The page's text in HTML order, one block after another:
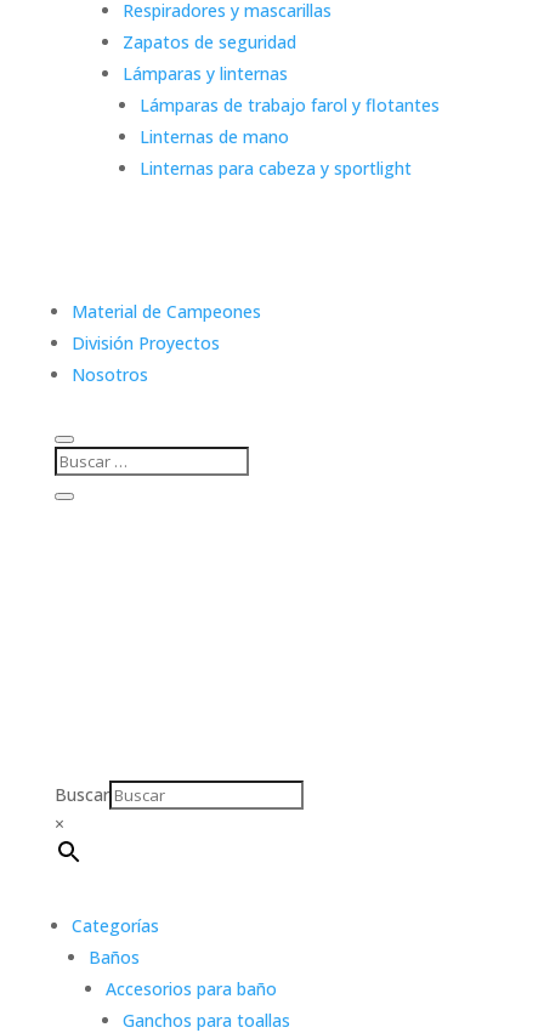
Respiradores y mascarillas
Zapatos de seguridad
Lámparas y linternas
Lámparas de trabajo farol y flotantes
Linternas de mano
Linternas para cabeza y sportlight
Material de Campeones
División Proyectos
Nosotros
Buscar
×
Categorías
Baños
Accesorios para baño
Ganchos para toallas